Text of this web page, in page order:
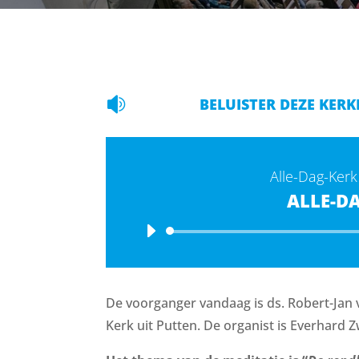
 BELUISTER DEZE
Alle-Dag-
ALLE-
De voorganger vandaag is ds. Robert-
Kerk uit Putten. De organist is Everhard